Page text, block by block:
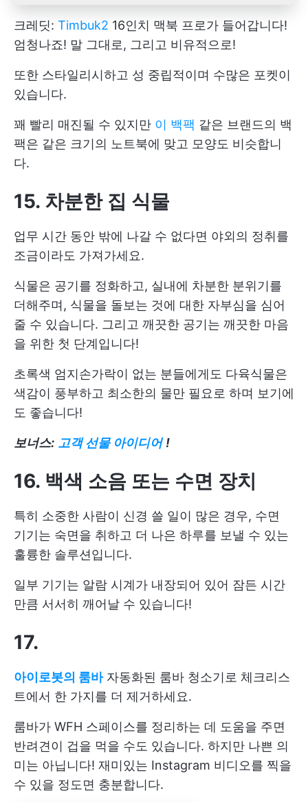
크레딧: Timbuk2 16인치 맥북 프로가 들어갑니다!
엄청나죠! 말 그대로, 그리고 비유적으로!
또한 스타일리시하고 성 중립적이며 수많은 포켓이
있습니다.
꽤 빨리 매진될 수 있지만 이 백팩 같은 브랜드의 백
팩은 같은 크기의 노트북에 맞고 모양도 비슷합니
다.
15. 차분한 집 식물
업무 시간 동안 밖에 나갈 수 없다면 야외의 정취를
조금이라도 가져가세요.
식물은 공기를 정화하고, 실내에 차분한 분위기를
더해주며, 식물을 돌보는 것에 대한 자부심을 심어
줄 수 있습니다. 그리고 깨끗한 공기는 깨끗한 마음
을 위한 첫 단계입니다!
초록색 엄지손가락이 없는 분들에게도 다육식물은
색감이 풍부하고 최소한의 물만 필요로 하며 보기에
도 좋습니다!
보너스: 고객 선물 아이디어 !
16. 백색 소음 또는 수면 장치
특히 소중한 사람이 신경 쓸 일이 많은 경우, 수면
기기는 숙면을 취하고 더 나은 하루를 보낼 수 있는
훌륭한 솔루션입니다.
일부 기기는 알람 시계가 내장되어 있어 잠든 시간
만큼 서서히 깨어날 수 있습니다!
17.
아이로봇의 룸바자동화된 룸바 청소기로 체크리스
트에서 한 가지를 더 제거하세요.
룸바가 WFH 스페이스를 정리하는 데 도움을 주면
반려견이 겁을 먹을 수도 있습니다. 하지만 나쁜 의
미는 아닙니다! 재미있는 Instagram 비디오를 찍을
수 있을 정도면 충분합니다.